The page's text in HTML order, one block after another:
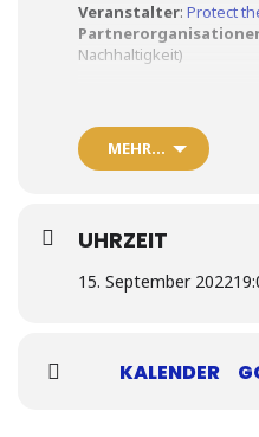
Veranstalter: Protect
Nachhaltigkeit)
Inhalt:
Temperatursteigerung in
4 Grad (!!) erkennen.
zunehmende
Jahr und +1,9°C wärmer
Gudrun Mühlbacher,
MEHR…
UHRZEIT
15. September 2022
KALENDER